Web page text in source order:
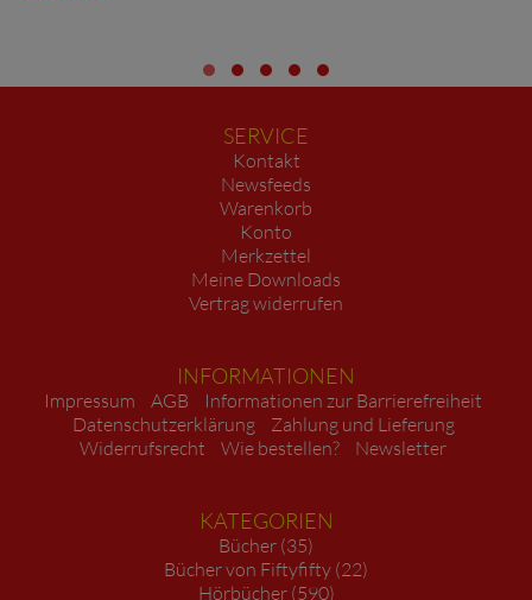
SERVICE
Kontakt
Newsfeeds
Warenkorb
Konto
Merkzettel
Meine Downloads
Vertrag widerrufen
INFORMATIONEN
Impressum AGB
Informationen zur Barrierefreiheit
Datenschutzerklärung
Zahlung und Lieferung
Widerrufsrecht
Wie bestellen? Newsletter
KATEGORIEN
Bücher (35)
Bücher von Fiftyfifty (22)
Hörbücher (590)